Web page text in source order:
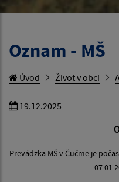
Oznam - MŠ
Úvod Život v obci
19.12.2025
Prevádzka MŠ v Čučme je